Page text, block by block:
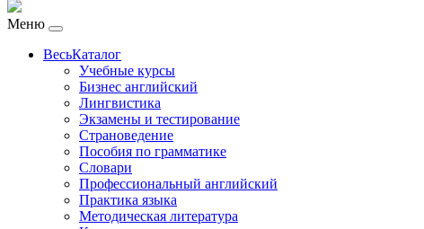
Меню
ВесьКаталог
Учебные курсы
Бизнес английский
Лингвистика
Экзамены и тестирование
Страноведение
Пособия по грамматике
Словари
Профессиональный английский
Практика языка
Методическая литература